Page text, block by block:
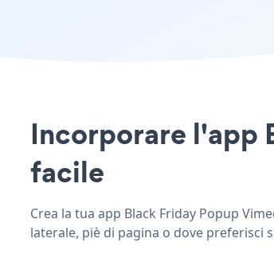
Incorporare l'app
facile
Crea la tua app Black Friday Popup
laterale, piè di pagina o dove preferisci